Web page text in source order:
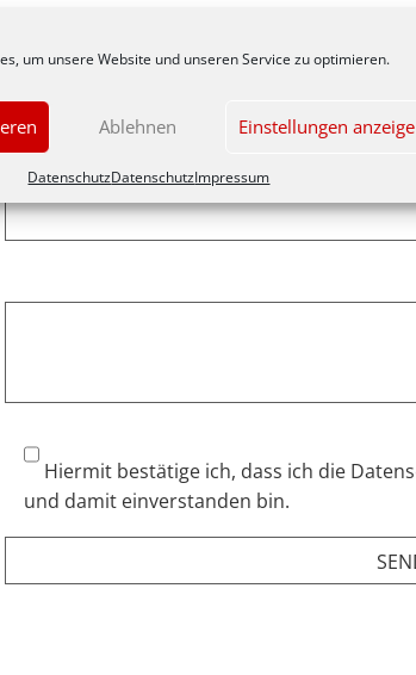
um unsere Website und unseren Service zu optimieren.
Ablehnen Einstellungen
DatenschutzDatenschutzImpressum
Hiermit bestätige ich, dass ich die
und damit einverstanden bin.